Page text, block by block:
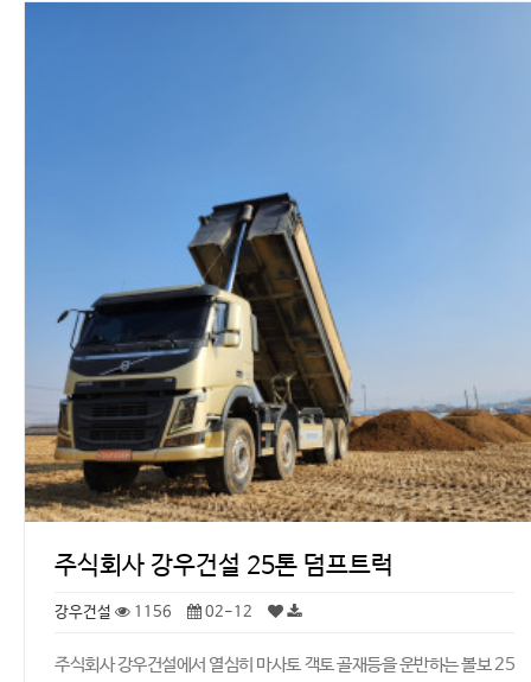
주식회사 강우건설 25톤 덤프트럭
강우건설 1156 02-12
주식회사 강우건설에서 열심히 마사토 객토 골재등을 운반하는 볼보 25